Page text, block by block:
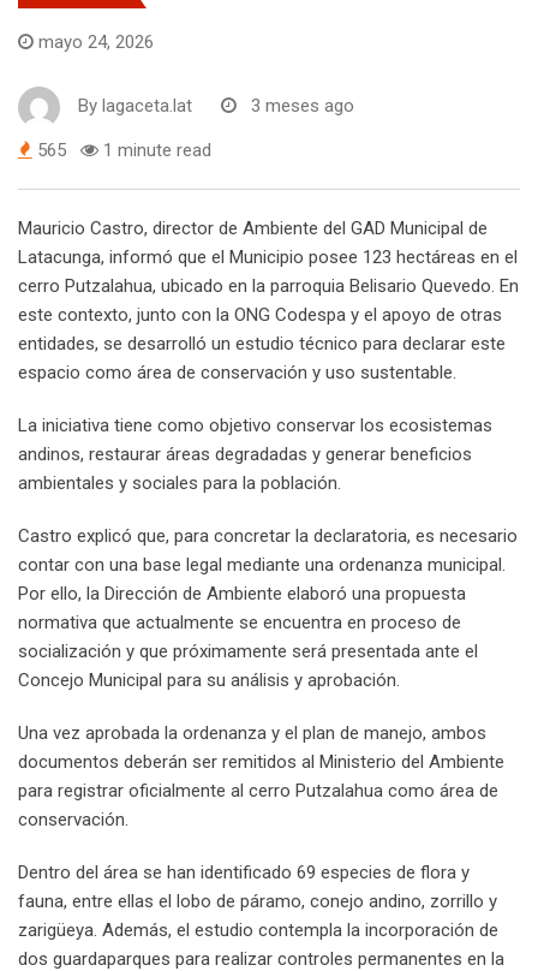
mayo 24, 2026
By lagaceta.lat 3 meses ago
565 1 minute read
Mauricio Castro, director de Ambiente del GAD Municipal de
Latacunga, informó que el Municipio posee 123 hectáreas en el
cerro Putzalahua, ubicado en la parroquia Belisario Quevedo. En
este contexto, junto con la ONG Codespa y el apoyo de otras
entidades, se desarrolló un estudio técnico para declarar este
espacio como área de conservación y uso sustentable.
La iniciativa tiene como objetivo conservar los ecosistemas
andinos, restaurar áreas degradadas y generar beneficios
ambientales y sociales para la población.
Castro explicó que, para concretar la declaratoria, es necesario
contar con una base legal mediante una ordenanza municipal.
Por ello, la Dirección de Ambiente elaboró una propuesta
normativa que actualmente se encuentra en proceso de
socialización y que próximamente será presentada ante el
Concejo Municipal para su análisis y aprobación.
Una vez aprobada la ordenanza y el plan de manejo, ambos
documentos deberán ser remitidos al Ministerio del Ambiente
para registrar oficialmente al cerro Putzalahua como área de
conservación.
Dentro del área se han identificado 69 especies de flora y
fauna, entre ellas el lobo de páramo, conejo andino, zorrillo y
zarigüeya. Además, el estudio contempla la incorporación de
dos guardaparques para realizar controles permanentes en la